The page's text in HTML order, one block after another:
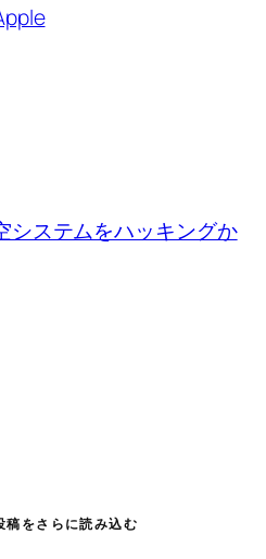
システムをハッキングか
稿をさらに読み込む